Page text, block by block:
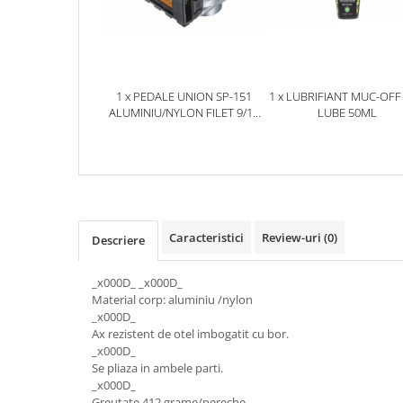
Aparatori noroi bicicleta
Computer bicicleta
Lant bicicleta
Mansoane si ghidolina
Ghidoane bicicleta
Pipe ghidon
Pedale bicicleta
1 x PEDALE UNION SP-151
ALUMINIU/NYLON FILET 9/16
1 x LUBRIFIANT MUC-
LUBE 50ML
Descriere Caracteristici Review-uri (0)
_x000D_ _x000D_
Material corp: aluminiu /nylon
_x000D_
Ax rezistent de otel imbogatit cu bor.
_x000D_
Se pliaza in ambele parti.
_x000D_